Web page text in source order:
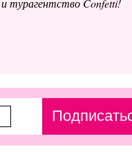
турагентство Confetti!